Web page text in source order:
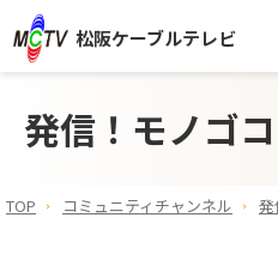
松阪ケーブルテレビ
発信！モノゴ
TOP コミュニティチャンネル 発